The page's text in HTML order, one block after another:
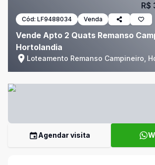
Cód: LF9488034 Venda
Vende Apto 2 Quats Remanso
Hortolandia
Loteamento Remanso Campineiro,
R$
Agendar visita